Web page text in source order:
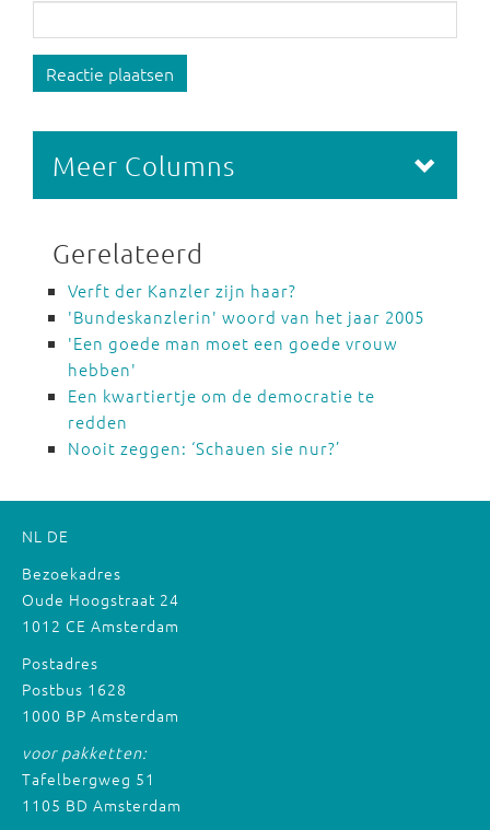
Reactie plaatsen
Meer Columns
Gerelateerd
Verft der Kanzler zijn haar?
'Bundeskanzlerin' woord van het jaar 2005
'Een goede man moet een goede vrouw
hebben'
Een kwartiertje om de democratie te
redden
Nooit zeggen: ‘Schauen sie nur?’
NL DE
Bezoekadres
Oude Hoogstraat 24
1012 CE Amsterdam
Postadres
Postbus 1628
1000 BP Amsterdam
voor pakketten:
Tafelbergweg 51
1105 BD Amsterdam